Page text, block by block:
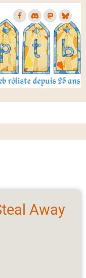
Away